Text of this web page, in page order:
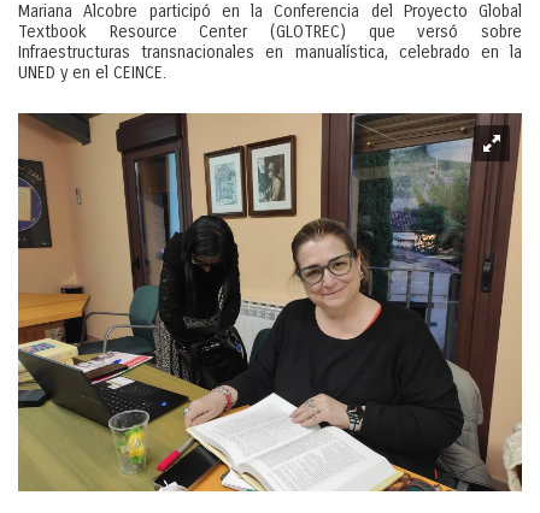
Mariana Alcobre participó en la Conferencia del Proyecto Global
Textbook Resource Center (GLOTREC) que versó sobre
Infraestructuras transnacionales en manualística, celebrado en la
UNED y en el CEINCE.